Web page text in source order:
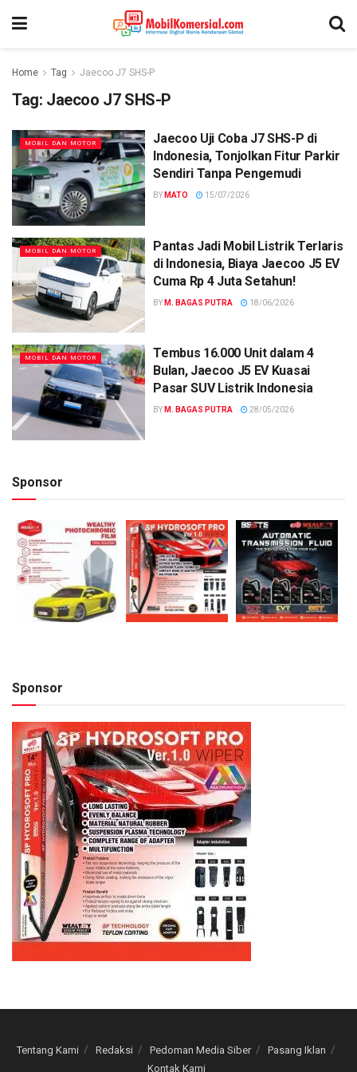
Home Tag Jaecoo J7 SHS-P
Tag: Jaecoo J7 SHS-P
MOBIL DAN MOTOR
Jaecoo Uji Coba J7 SHS-P di
Indonesia, Tonjolkan Fitur Parkir
Sendiri Tanpa Pengemudi
BY MATO 15/07/2026
MOBIL DAN MOTOR
Pantas Jadi Mobil Listrik Terlaris
di Indonesia, Biaya Jaecoo J5 EV
Cuma Rp 4 Juta Setahun!
BY M. BAGAS PUTRA 18/06/2026
MOBIL DAN MOTOR
Tembus 16.000 Unit dalam 4
Bulan, Jaecoo J5 EV Kuasai
Pasar SUV Listrik Indonesia
BY M. BAGAS PUTRA 28/05/2026
Sponsor
Sponsor
Tentang Kami Redaksi Pedoman Media Siber
Pasang Iklan
Kontak Kami